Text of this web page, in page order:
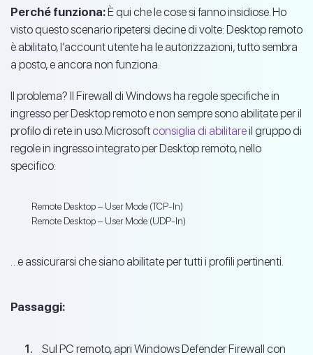
Perché funziona:È qui che le cose si fanno insidiose. Ho
visto questo scenario ripetersi decine di volte: Desktop remoto
è abilitato, l’account utente ha le autorizzazioni, tutto sembra
a posto, e ancora non funziona.
Il problema? Il Firewall di Windows ha regole specifiche in
ingresso per Desktop remoto e non sempre sono abilitate per il
profilo di rete in uso. Microsoftconsiglia di abilitareil gruppo di
regole in ingresso integrato per Desktop remoto, nello
specifico:
Remote Desktop – User Mode (TCP-In)
Remote Desktop – User Mode (UDP-In)
…e assicurarsi che siano abilitate per tutti i profili pertinenti.
Passaggi:
Sul PC remoto, apri Windows Defender Firewall con